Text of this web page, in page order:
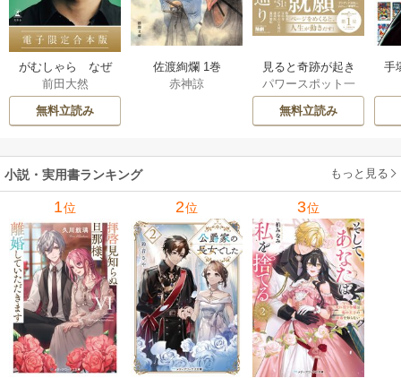
がむしゃら なぜ
俺は、こんなに走
るのか——。【電
子限定合本版】 1巻
前田大然
無料立読み
佐渡絢爛 1巻
赤神諒
見ると奇跡が起き
る 大願成就パワー
スポット巡り 1巻
パワースポット一
人旅
無料立読み
手
小説・実用書ランキング もっと見る
1位 2位 3位